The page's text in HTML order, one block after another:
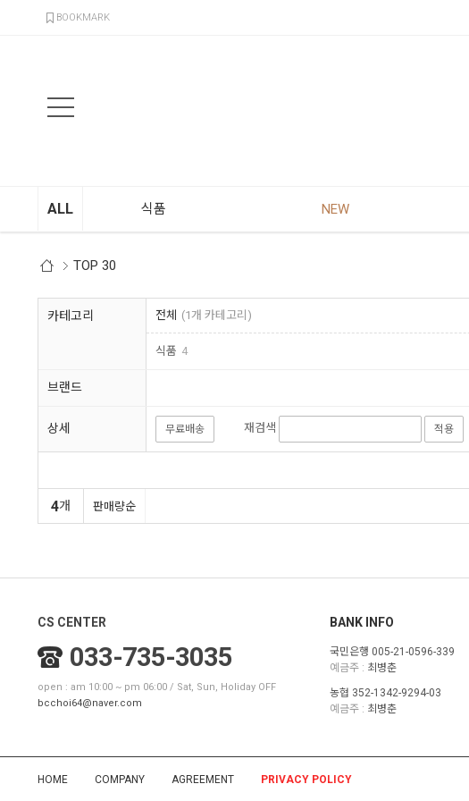
BOOKMARK
ALL 식품 NEW
TOP 30
카테고리 전체 (1개 카테고리)
식품 4
브랜드
상세 무료배송 재검색 적용
4개 판매량순
CS CENTER
033-735-3035
open : am 10:00 ~ pm 06:00 / Sat, Sun, Holiday OFF
bcchoi64@naver.com
BANK INFO
국민은행 005-21-0596-339
예금주 : 최병춘
농협 352-1342-9294-03
예금주 : 최병춘
HOME COMPANY AGREEMENT PRIVACY POLICY